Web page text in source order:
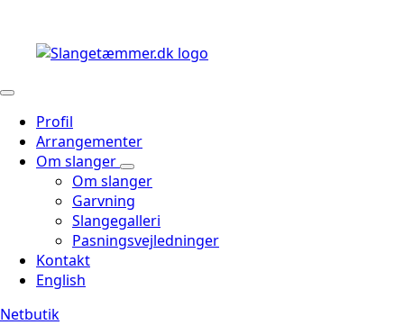
Profil
Arrangementer
Om slanger
Om slanger
Garvning
Slangegalleri
Pasningsvejledninger
Kontakt
English
Netbutik